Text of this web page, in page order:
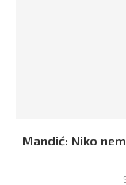
Mandić: Niko